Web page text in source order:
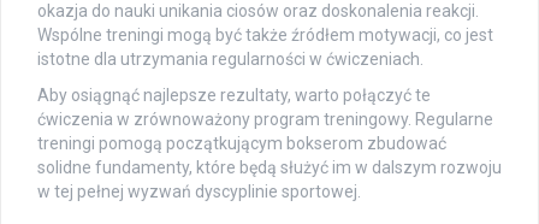
okazja do nauki unikania ciosów oraz doskonalenia reakcji.
Wspólne treningi mogą być także źródłem motywacji, co jest
istotne dla utrzymania regularności w ćwiczeniach.
Aby osiągnąć najlepsze rezultaty, warto połączyć te
ćwiczenia w zrównoważony program treningowy. Regularne
treningi pomogą początkującym bokserom zbudować
solidne fundamenty, które będą służyć im w dalszym rozwoju
w tej pełnej wyzwań dyscyplinie sportowej.